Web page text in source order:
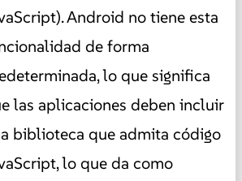
Android no tiene esta
de forma
lo que significa
las aplicaciones deben incluir
biblioteca que admita código
lo que da como